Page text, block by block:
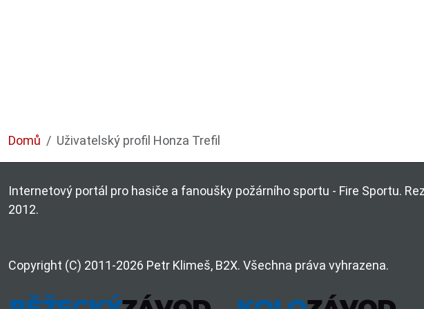
Domů Uživatelský profil Honza Trefil
Internetový portál pro hasiče a fanoušky požárního sportu - Fire Sportu.
2012.
Copyright (C) 2011-2026 Petr Klimeš, B2X. Všechna práva vyhrazena.